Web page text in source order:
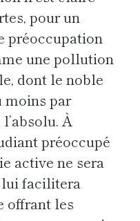
pour un
préoccupation
une pollution
dont le noble
moins par
À
préoccupé
active ne sera
lui facilitera
offrant les